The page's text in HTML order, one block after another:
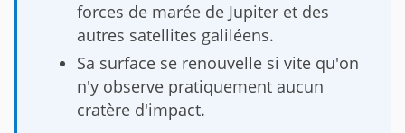
forces de marée de Jupiter et des
autres satellites galiléens.
Sa surface se renouvelle si vite qu'on
n'y observe pratiquement aucun
cratère d'impact.